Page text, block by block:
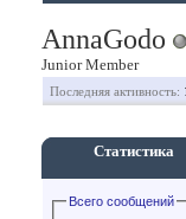
AnnaGodo
Junior Member
Последняя активность:
Статистика
Всего сообщений